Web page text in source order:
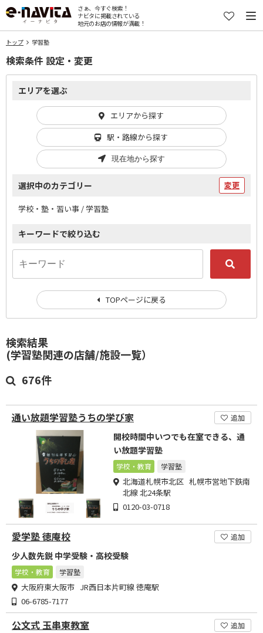
さぁ、今すぐ検索！
ナビタに掲載されている
地元のお店の情報が満載！
トップ 学習塾
検索結果
(学習塾関連の店舗/施設一覧）
676件
通い放題学習塾うちの学び家 追加
開校時間中いつでも在室できる、通
い放題学習塾
学校・教育 学習塾
北海道札幌市北区 札幌市営地下鉄南
北線 北24条駅
0120-03-0718
愛学塾 徳庵校 追加
少人数先鋭 中学受験・高校受験
学校・教育 学習塾
大阪府東大阪市 JR西日本片町線 徳庵駅
06-6785-7177
公文式 玉串東教室 追加
検索条件 設定・変更
エリアを選ぶ
エリアから探す
駅・路線から探す
現在地から探す
選択中のカテゴリー 変更
学校・塾・習い事 / 学習塾
キーワードで絞り込む
TOPページに戻る